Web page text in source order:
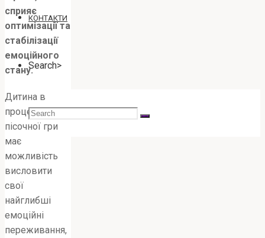
КОНТАКТИ
Search>
Search
for:
сприяє
оптимізації та
стабілізації
емоційного
стану.
Дитина в
процесі
пісочної гри
має
можливість
висловити
свої
найглибші
емоційні
переживання,